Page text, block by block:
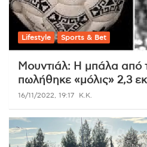
Lifestyle Sports & Bet
Μουντιάλ: Η μπάλα από
πωλήθηκε «μόλις» 2,3
16/11/2022, 19:17 K.K.